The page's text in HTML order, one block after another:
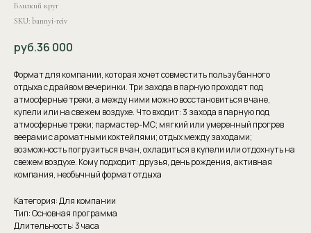
Близкий круг
SKU: bannyi-reiv
руб.36 000
Формат для компании, которая хочет совместить пользу банного
отдыха с драйвом вечеринки. Три захода в парную проходят под
атмосферные треки, а между ними можно восстановиться в чане,
купели или на свежем воздухе. Что входит: 3 захода в парную под
атмосферные треки; пармастер-MC; мягкий или умеренный прогрев
веерами с ароматными коктейлями; отдых между заходами;
возможность погрузиться в чан, охладиться в купели или отдохнуть на
свежем воздухе. Кому подходит: друзья, день рождения, активная
компания, необычный формат отдыха
Категория: Для компании
Тип: Основная программа
Длительность: 3 часа